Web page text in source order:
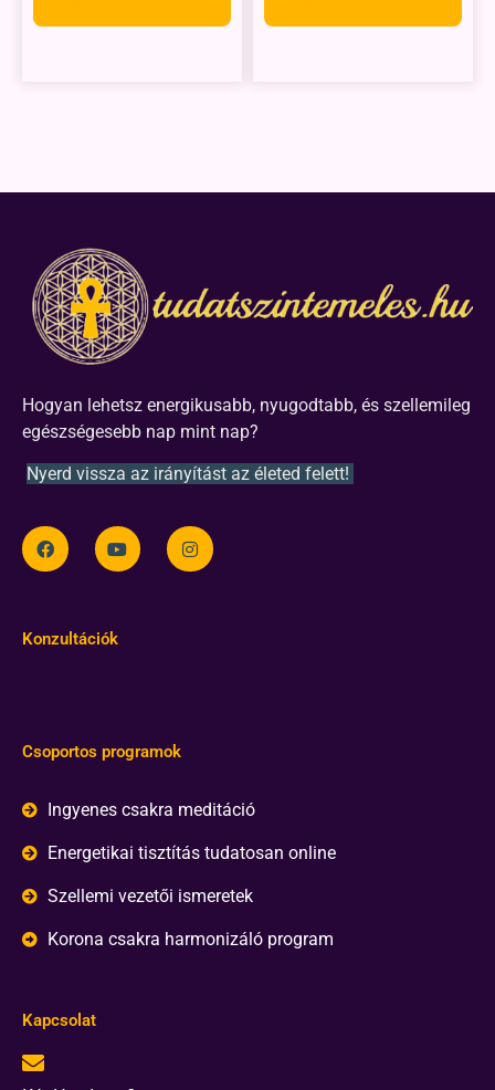
Hogyan lehetsz energikusabb, nyugodtabb, és szellemileg
egészségesebb nap mint nap?
Nyerd vissza az irányítást az életed felett!
Konzultációk
Csoportos programok
Ingyenes csakra meditáció
Energetikai tisztítás tudatosan online
Szellemi vezetői ismeretek
Korona csakra harmonizáló program
Kapcsolat